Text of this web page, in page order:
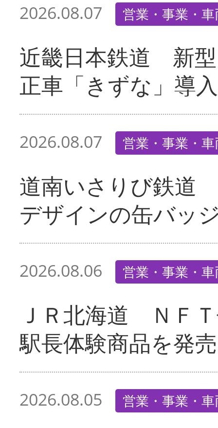
2026.08.07 営業・事業・
近畿日本鉄道 新
正車「きずな」導入
2026.08.07 営業・事業・
道南いさりび鉄道
デザインの缶バッ
2026.08.06 営業・事業・
ＪＲ北海道 ＮＦ
駅長体験商品を発売
2026.08.05 営業・事業・